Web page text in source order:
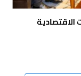
الاقتصادية